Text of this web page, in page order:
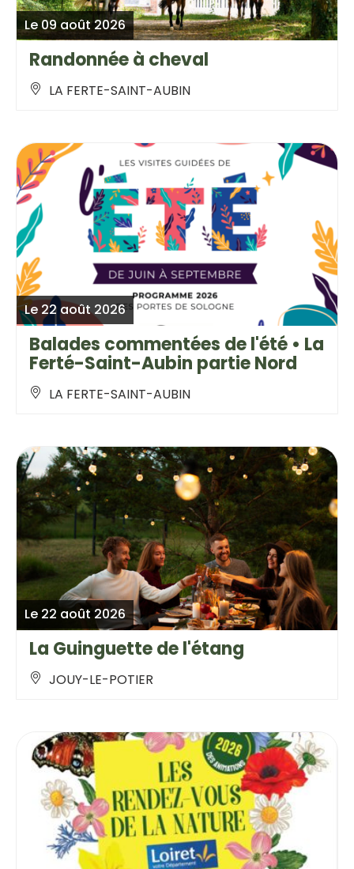
Le 09 août 2026
Randonnée à cheval
LA FERTE-SAINT-AUBIN
Le 22 août 2026
Balades commentées de l'été • La
Ferté-Saint-Aubin partie Nord
LA FERTE-SAINT-AUBIN
Le 22 août 2026
La Guinguette de l'étang
JOUY-LE-POTIER